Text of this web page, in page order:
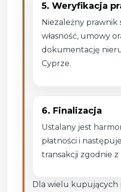
5. Weryfikacja
Niezależny prawnik
własność, umowy
dokumentację
Cyprze.
6. Finalizacja
Ustalany jest
płatności i
transakcji zgodnie z
Dla wielu kupujących